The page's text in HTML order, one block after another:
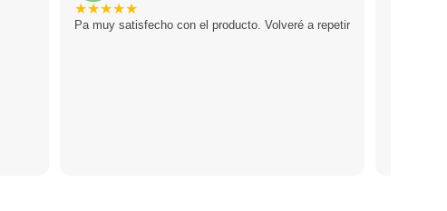
★★★★★
Pa muy satisfecho con el producto. Volveré a repetir